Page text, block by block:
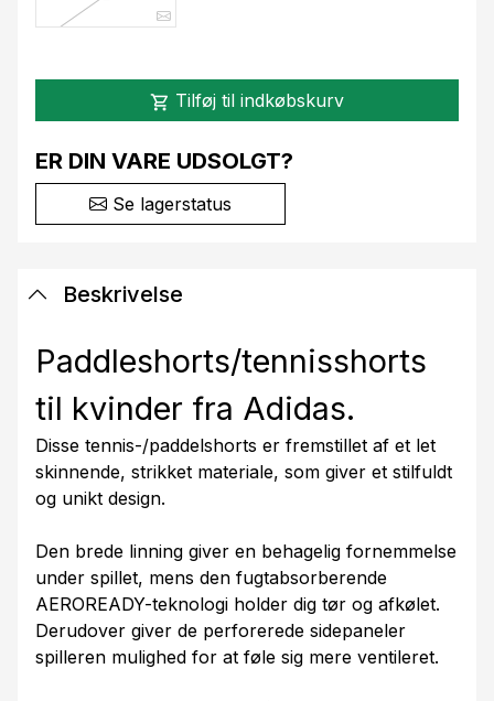
shopping_cart Tilføj til indkøbskurv
ER DIN VARE UDSOLGT?
Se lagerstatus
Beskrivelse
Paddleshorts/tennisshorts
til kvinder fra Adidas.
Disse tennis-/paddelshorts er fremstillet af et let
skinnende, strikket materiale, som giver et stilfuldt
og unikt design.
Den brede linning giver en behagelig fornemmelse
under spillet, mens den fugtabsorberende
AEROREADY-teknologi holder dig tør og afkølet.
Derudover giver de perforerede sidepaneler
spilleren mulighed for at føle sig mere ventileret.